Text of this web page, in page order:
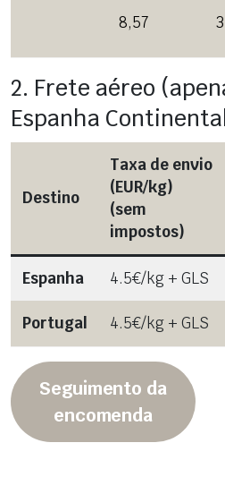
8,57
2. Frete aéreo
Espanha
Destino
Taxa de envio
(EUR/kg)
(sem
impostos)
Espanha 4.5€/kg + GLS
Portugal 4.5€/kg + GLS
Seguimento da
encomenda